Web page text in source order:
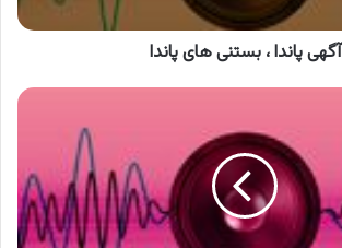
آگهی پاندا ، بستنی های پاندا